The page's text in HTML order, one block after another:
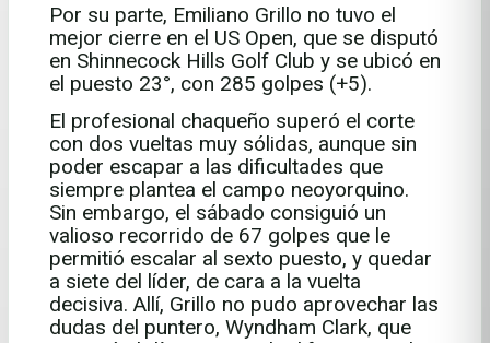
Por su parte, Emiliano Grillo no tuvo el
mejor cierre en el US Open, que se disputó
en Shinnecock Hills Golf Club y se ubicó en
el puesto 23°, con 285 golpes (+5).
El profesional chaqueño superó el corte
con dos vueltas muy sólidas, aunque sin
poder escapar a las dificultades que
siempre plantea el campo neoyorquino.
Sin embargo, el sábado consiguió un
valioso recorrido de 67 golpes que le
permitió escalar al sexto puesto, y quedar
a siete del líder, de cara a la vuelta
decisiva. Allí, Grillo no pudo aprovechar las
dudas del puntero, Wyndham Clark, que